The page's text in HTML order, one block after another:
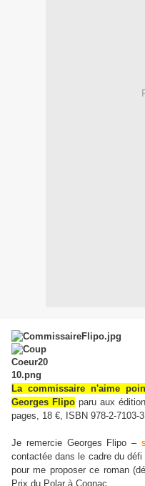
La commissaire n'aime
Georges Flipo paru aux
pages, 18 €, ISBN 978-2-7103-
Je remercie Georges Flipo –
contactée dans le cadre du défi
pour me proposer ce roman
Prix du Polar à Cognac.